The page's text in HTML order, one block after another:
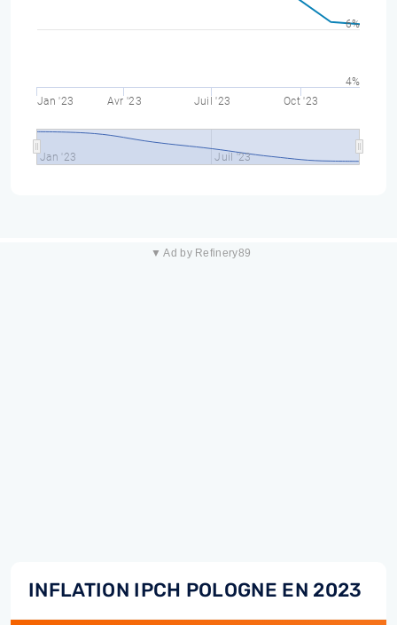
Jan '23 Avr '23 Juil '23 Oct '23
Jan '23 Juil '23
4%
6%
▼ Ad by Refinery89
INFLATION IPCH POLOGNE EN 2023